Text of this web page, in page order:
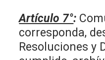
Artículo 7°:
corresponda,
Resoluciones y